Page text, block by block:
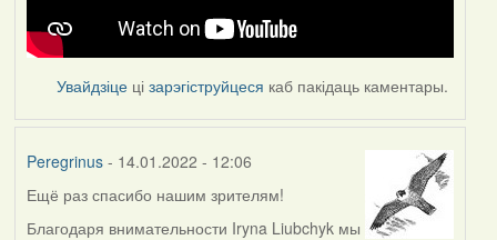
Увайдзіце цізарэгіструйцеся каб пакідаць каментары.
Peregrinus- 14.01.2022 - 12:06
Ещё раз спасибо нашим зрителям!
Благодаря внимательности Iryna Liubchyk мы